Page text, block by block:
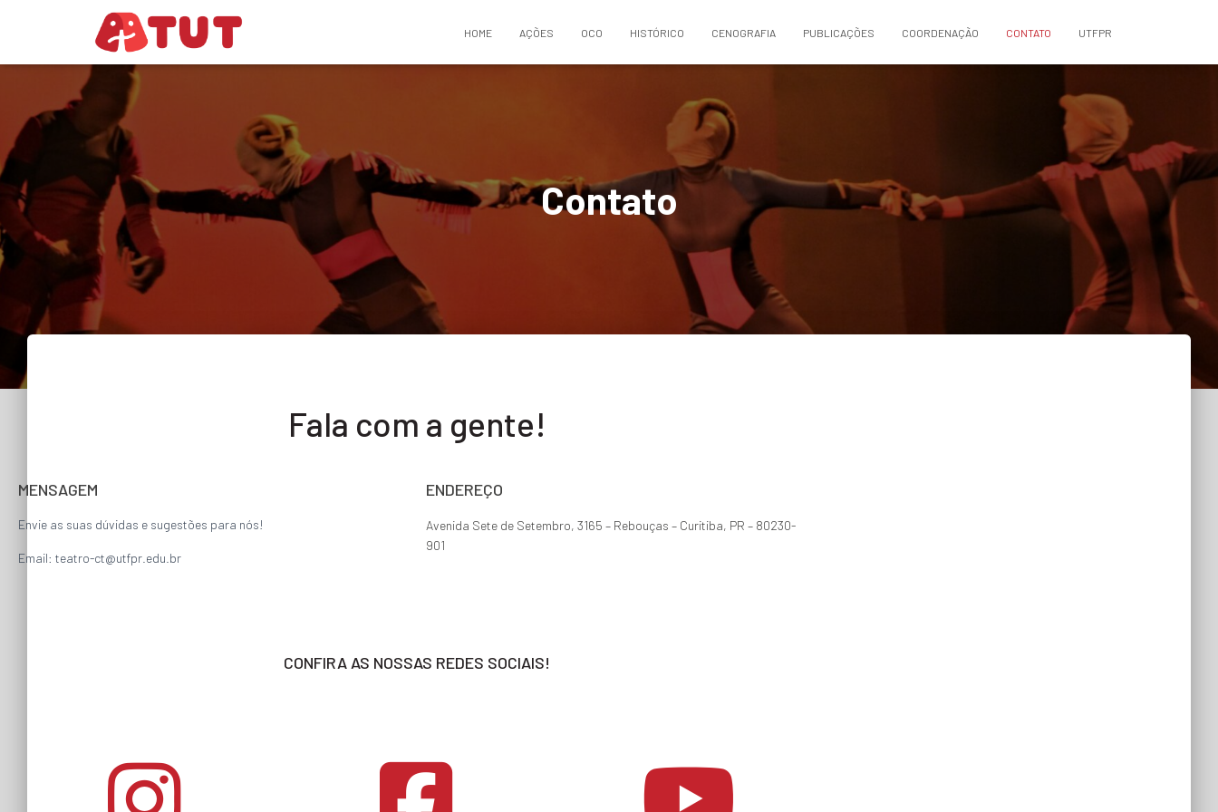
HOME AÇÕES OCO HISTÓRICO CENOGRAFIA PUBLICAÇÕES COORDENAÇÃO CONTATO UTFPR
Contato
Fala com a gente!
MENSAGEM
Envie as suas dúvidas e sugestões para nós!
Email: teatro-ct@utfpr.edu.br
ENDEREÇO
Avenida Sete de Setembro, 3165 – Rebouças – Curitiba, PR – 80230-
901
CONFIRA AS NOSSAS REDES SOCIAIS!